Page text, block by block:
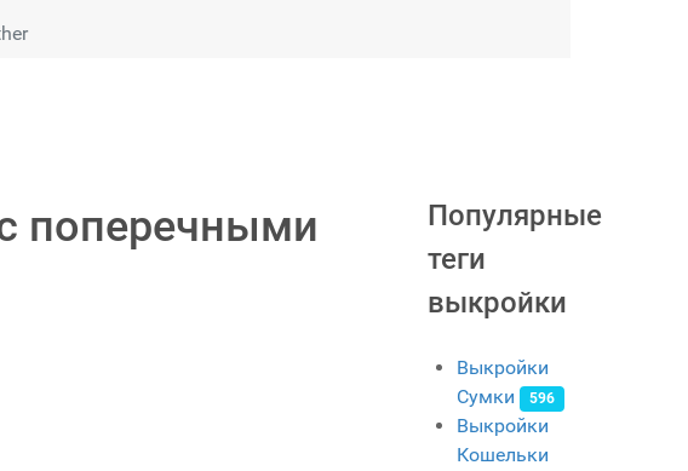
поперечными
Популярные
теги
выкройки
Выкройки
Сумки
596
Выкройки
Кошельки